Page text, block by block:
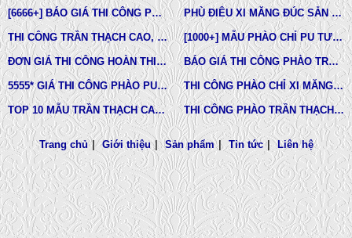
[6666+] BÁO GIÁ THI CÔNG PHÀO CHỈ NHỰA PU MỚI NHẤT PHÙ ĐIÊU XI MĂNG ĐÚC SẴN NHÀ PHỐ BIỆT THỰ TẠI LONG AN VÀ TÂY NINH
THI CÔNG TRẦN THẠCH CAO, PHÀO CHỈ, PHÙ ĐIÊU TẠI TPHCM [1000+] MẪU PHÀO CHỈ PU TƯỜNG NHÀ ĐẸP, NẸP CHỈ THẠCH CAO ỐP TƯỜNG
ĐƠN GIÁ THI CÔNG HOÀN THIỆN TRẦN THẠCH CAO TẠI TPHCM BÁO GIÁ THI CÔNG PHÀO TRẦN THẠCH CAO MỚI NHẤT
5555* GIÁ THI CÔNG PHÀO PU TƯỜNG NHÀ MỚI NHẤT THI CÔNG PHÀO CHỈ XI MĂNG NHÀ PHỐ, BIỆT THƯ, LÂU ĐÀI DINH THỰ
TOP 10 MẪU TRẦN THẠCH CAO CHUNG CƯ ĐẸP NHẤT THI CÔNG PHÀO TRẦN THẠCH CAO VĨNH TƯỜNG GIÁ RẺ
Trang chủ | Giới thiệu | Sản phẩm | Tin tức | Liên hệ